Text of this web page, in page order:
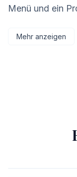
Menü und ein
Mehr anzeigen